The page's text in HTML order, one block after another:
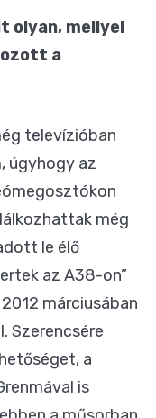
olyan, mellyel
a
televízióban
úgyhogy az
még
le élő
az A38-on”
márciusában
Szerencsére
a
is